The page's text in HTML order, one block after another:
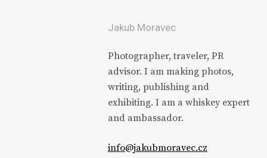
Jakub Moravec
Photographer, traveler, PR
advisor. I am making photos,
writing, publishing and
exhibiting. I am a whiskey expert
and ambassador.
info@jakubmoravec.cz